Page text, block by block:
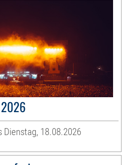
Dienstag, 18.08.2026